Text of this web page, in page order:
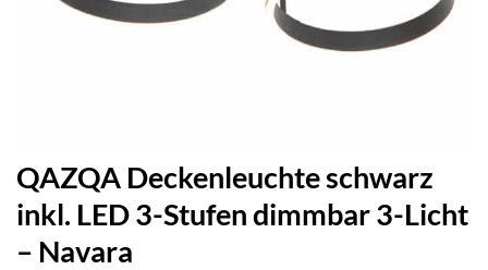
QAZQA Deckenleuchte schwarz
inkl. LED 3-Stufen dimmbar 3-Licht
– Navara